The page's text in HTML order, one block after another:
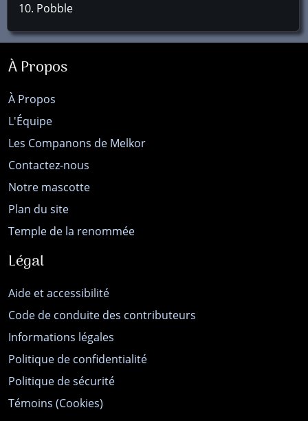
Pobble
À Propos
À Propos
L'Équipe
Les Companons de Melkor
Contactez-nous
Notre mascotte
Plan du site
Temple de la renommée
Légal
Aide et accessibilité
Code de conduite des contributeurs
Informations légales
Politique de confidentialité
Politique de sécurité
Témoins (Cookies)